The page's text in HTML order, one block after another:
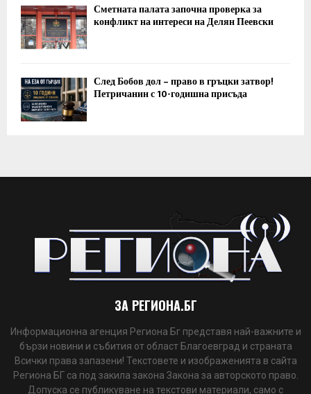
Сметната палата започна проверка за
конфликт на интереси на Делян Пеевски
След Бобов дол – право в гръцки затвор!
Петричанин с 10-годишна присъда
ЗА РЕГИОНА.БГ
Информационна агенция Региона Бг представя най-важните и
бързи новини и събития от област Благоевград и страната
Всички права запазени! Текстовете и изображенията в сайта
Региона БГ са под закила закона Закона за авторското право.
Допуска се публикуване на текстови материали, само с